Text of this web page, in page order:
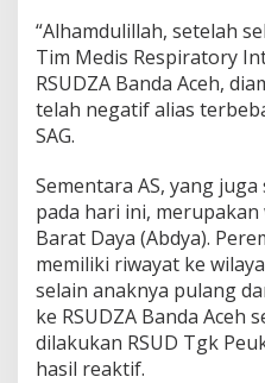
n
P
o
s
i
f
C
o
v
i
d
-
1
9
“Alhamdulillah, setelah
Tim Medis Respiratory
RSUDZA Banda Aceh,
telah negatif alias
SAG.
Sementara AS, yang
pada hari ini,
Barat Daya (Abdya).
memiliki riwayat ke
selain anaknya pulang
ke RSUDZA Banda Aceh
dilakukan RSUD Tgk
hasil reaktif.